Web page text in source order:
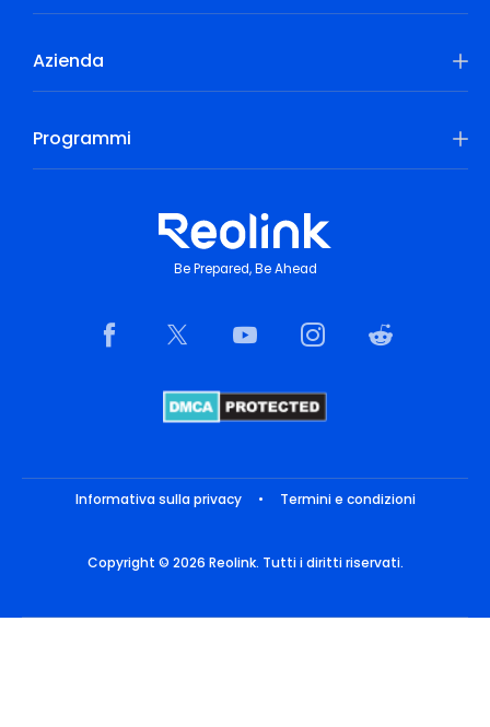
Azienda
Programmi
Be Prepared, Be Ahead
Informativa sulla privacy • Termini e condizioni
Copyright © 2026 Reolink. Tutti i diritti riservati.